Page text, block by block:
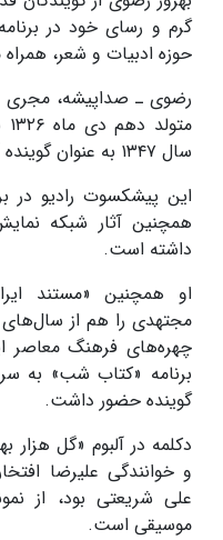
گرم و رسای خود در
حوزه ادبیات و شعر،
رضوی ـ صداپیشه، مجری
سال ۱۳۴۷ به عنوان گوینده آغاز کرد.
این پیشکسوت رادیو در
همچنین آثار شبکه
داشته است.
او همچنین «مستند
مجتهدی را هم از
چهره‌های فرهنگ معاصر
برنامه‌ «کتاب شب» به
گوینده حضور داشت.
دکلمه در آلبوم «گل هزار
و خوانندگی علیرضا
علی شریعتی بود، از
موسیقی است.